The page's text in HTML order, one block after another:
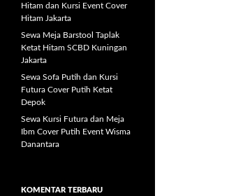
Hitam dan Kursi Event Cover
Hitam Jakarta
Sewa Meja Barstool Taplak
Ketat Hitam SCBD Kuningan
Jakarta
Sewa Sofa Putih dan Kursi
Futura Cover Putih Ketat
Depok
Sewa Kursi Futura dan Meja
Ibm Cover Putih Event Wisma
Danantara
KOMENTAR TERBARU